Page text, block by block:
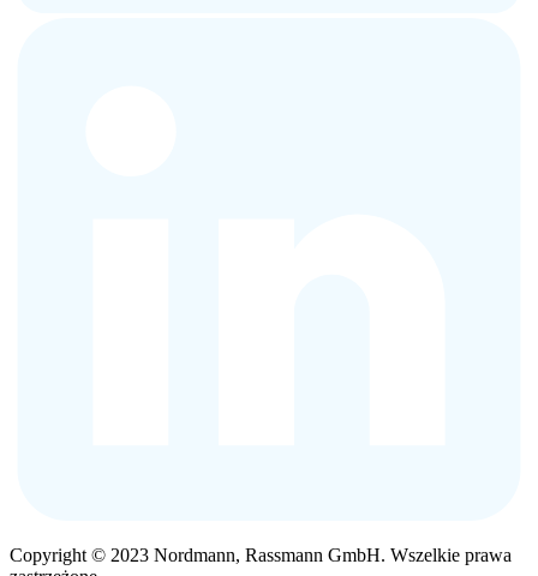
Copyright © 2023 Nordmann, Rassmann GmbH. Wszelkie prawa